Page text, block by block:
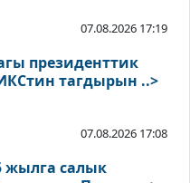
07.08.2026 17:19
президенттик
тагдырын ..>
07.08.2026 17:08
жылга салык